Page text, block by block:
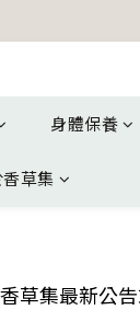
身體保養
草集
草集最新公